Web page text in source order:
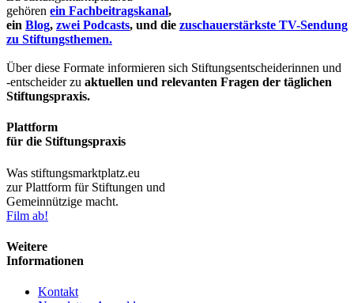
gehören ein Fachbeitragskanal,
ein Blog, zwei Podcasts, und die zuschauerstärkste TV-Sendung
zu Stiftungsthemen.
Über diese Formate informieren sich Stiftungsentscheiderinnen und
-entscheider zu aktuellen und relevanten Fragen der täglichen
Stiftungspraxis.
Plattform
für die Stiftungspraxis
Was stiftungsmarktplatz.eu
zur Plattform für Stiftungen und
Gemeinnützige macht.
Film ab!
Weitere
Informationen
Kontakt